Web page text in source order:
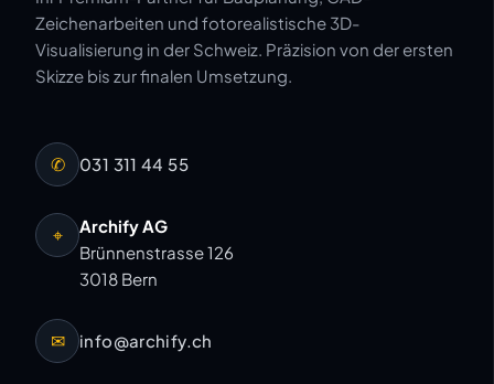
Zeichenarbeiten und fotorealistische 3D-
Visualisierung in der Schweiz. Präzision von der ersten
Skizze bis zur finalen Umsetzung.
✆ 031 311 44 55
⌖
Archify AG
Brünnenstrasse 126
3018 Bern
✉ info@archify.ch